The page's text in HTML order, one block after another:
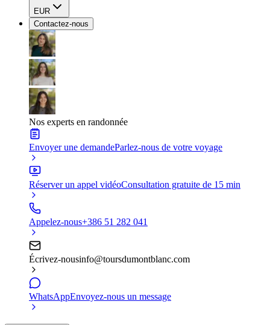
EUR
Contactez-nous
Nos experts en randonnée
Envoyer une demandeParlez-nous de votre voyage
Réserver un appel vidéoConsultation gratuite de 15 min
Appelez-nous+386 51 282 041
Écrivez-nousinfo@toursdumontblanc.com
WhatsAppEnvoyez-nous un message